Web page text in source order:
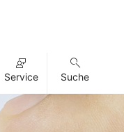
Service Suche